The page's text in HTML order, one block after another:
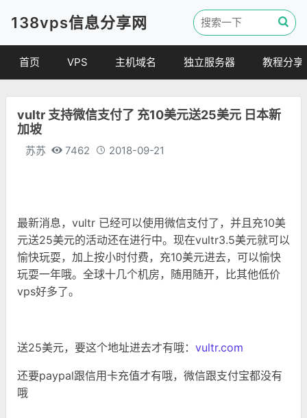
138vps信息分享网
首页 VPS
便宜VPS
主机域名
虚拟主机
独立服务器 教程分享
建站教程
vultr 支持微信支付了 充10美元送25美元 日本新
加坡
苏苏 7462 2018-09-21
最新消息，vultr 已经可以使用微信支付了，并且充10美
元送25美元的活动还在进行中。现在vultr3.5美元就可以
愉快玩耍，加上按小时付费，充10美元进去，可以愉快
玩耍一年哦。全球十几个机房，随用随开，比其他低价
vps好多了。
送25美元，要这个地址进去才有哦： vultr.com
还要paypal跟信用卡充值才有哦，微信跟支付宝都没有
哦